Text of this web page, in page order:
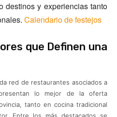
destinos y experiencias tanto
Calendario de festejos
que Definen una
red de restaurantes asociados a
lo mejor de la oferta
tanto en cocina tradicional